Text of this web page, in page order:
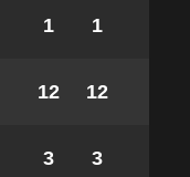
1 1
12 12
3 3